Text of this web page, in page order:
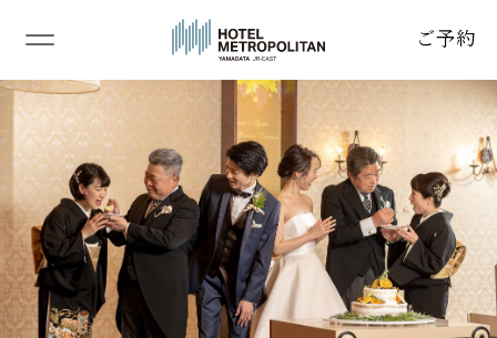
ご予約
TOP トップページ
ABOUT 当ホテルの結婚式
CEREMONY&BANQUET 挙式＆披露宴会場
CUISINE